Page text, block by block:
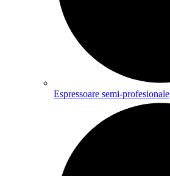
Espressoare semi-profesionale